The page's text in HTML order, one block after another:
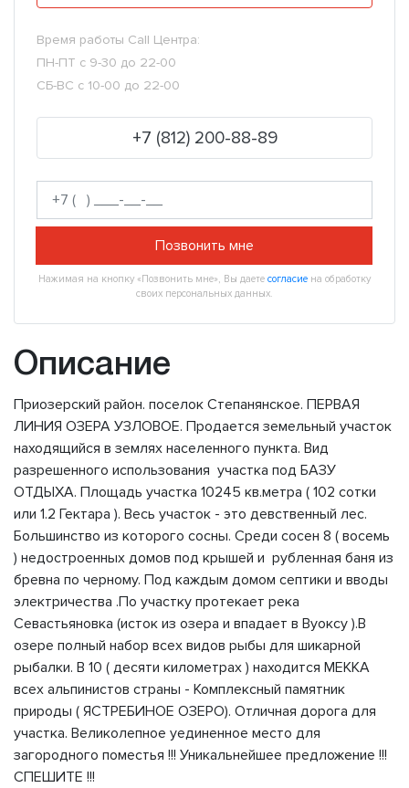
Время работы Call Центра:
ПН-ПТ с 9-30 до 22-00
СБ-ВС с 10-00 до 22-00
+7 (812) 200-88-89
Позвонить мне
Нажимая на кнопку «Позвонить мне», Вы даете согласие на обработку
своих персональных данных.
Описание
Приозерский район. поселок Степанянское. ПЕРВАЯ
ЛИНИЯ ОЗЕРА УЗЛОВОЕ. Продается земельный участок
находящийся в землях населенного пункта. Вид
разрешенного использования участка под БАЗУ
ОТДЫХА. Площадь участка 10245 кв.метра ( 102 сотки
или 1.2 Гектара ). Весь участок - это девственный лес.
Большинство из которого сосны. Среди сосен 8 ( восемь
) недостроенных домов под крышей и рубленная баня из
бревна по черному. Под каждым домом септики и вводы
электричества .По участку протекает река
Севастьяновка (исток из озера и впадает в Вуоксу ).В
озере полный набор всех видов рыбы для шикарной
рыбалки. В 10 ( десяти километрах ) находится МЕККА
всех альпинистов страны - Комплексный памятник
природы ( ЯСТРЕБИНОЕ ОЗЕРО). Отличная дорога для
участка. Великолепное уединенное место для
загородного поместья !!! Уникальнейшее предложение !!!
СПЕШИТЕ !!!